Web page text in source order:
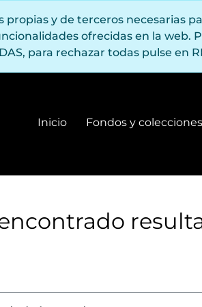
propias y de terceros necesarias
ofrecidas en la web.
para rechazar todas pulse en
Inicio Fondos y colecciones
Fondos y